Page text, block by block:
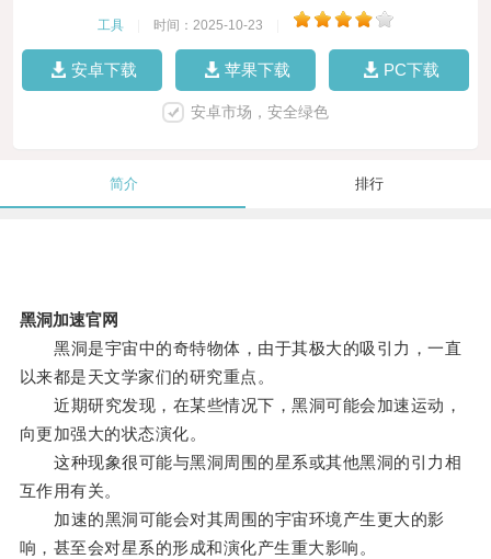
工具 时间：2025-10-23
安卓下载 苹果下载 PC下载
安卓市场，安全绿色
简介 排行
黑洞加速官网
黑洞是宇宙中的奇特物体，由于其极大的吸引力，一直
以来都是天文学家们的研究重点。
近期研究发现，在某些情况下，黑洞可能会加速运动，
向更加强大的状态演化。
这种现象很可能与黑洞周围的星系或其他黑洞的引力相
互作用有关。
加速的黑洞可能会对其周围的宇宙环境产生更大的影
响，甚至会对星系的形成和演化产生重大影响。